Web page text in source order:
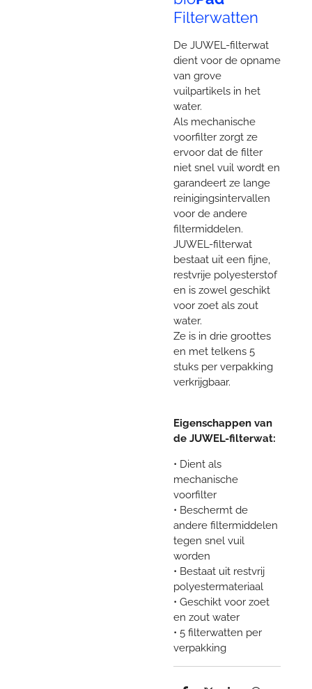
Filterwatten
De JUWEL-filterwat
dient voor de opname
van grove
vuilpartikels in het
water.
Als mechanische
voorfilter zorgt ze
ervoor dat de filter
niet snel vuil wordt en
garandeert ze lange
reinigingsintervallen
voor de andere
filtermiddelen.
JUWEL-filterwat
bestaat uit een fijne,
restvrije polyesterstof
en is zowel geschikt
voor zoet als zout
water.
Ze is in drie groottes
en met telkens 5
stuks per verpakking
verkrijgbaar.
Eigenschappen van
de JUWEL-filterwat:
• Dient als
mechanische
voorfilter
• Beschermt de
andere filtermiddelen
tegen snel vuil
worden
• Bestaat uit restvrij
polyestermateriaal
• Geschikt voor zoet
en zout water
• 5 filterwatten per
verpakking